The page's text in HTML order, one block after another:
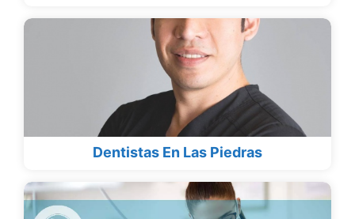
Dentistas En Las Piedras